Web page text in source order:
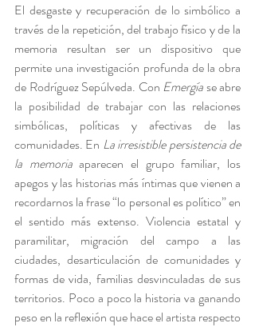
El desgaste y recuperación de lo simbólico a
través de la repetición, del trabajo físico y de la
memoria resultan ser un dispositivo que
permite una investigación profunda de la obra
de Rodríguez Sepúlveda. Con Emergía se abre
la posibilidad de trabajar con las relaciones
simbólicas, políticas y afectivas de las
comunidades. En La irresistible persistencia de
la memoria aparecen el grupo familiar, los
apegos y las historias más íntimas que vienen a
recordarnos la frase “lo personal es político” en
el sentido más extenso. Violencia estatal y
paramilitar, migración del campo a las
ciudades, desarticulación de comunidades y
formas de vida, familias desvinculadas de sus
territorios. Poco a poco la historia va ganando
peso en la reflexión que hace el artista respecto